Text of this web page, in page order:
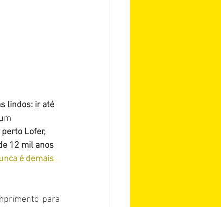
lindos: ir até
perto Lofer,
12 mil anos
é demais
para